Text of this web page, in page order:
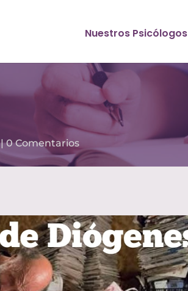
Nuestros Psicólogos
0 Comentarios